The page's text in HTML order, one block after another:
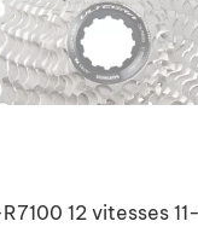
12 vitesses